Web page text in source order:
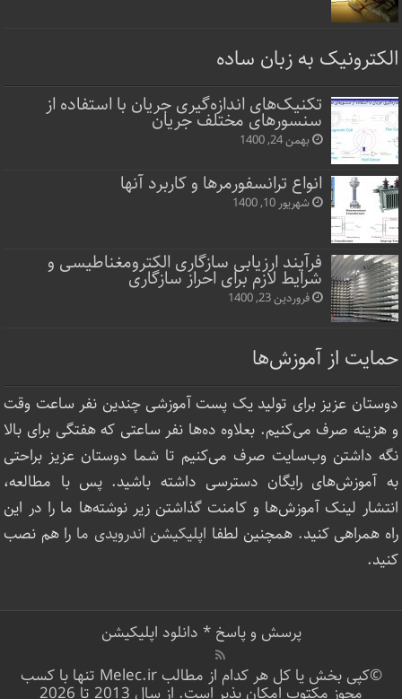
الکترونیک به زبان ساده
تکنیک‌های اندازه‌گیری جریان با استفاده از
سنسورهای مختلف جریان
بهمن 24, 1400
انواع ترانسفورمرها و کاربرد آنها
شهریور 10, 1400
فرآیند ارزیابی سازگاری الکترومغناطیسی و
شرایط لازم برای احراز سازگاری
فروردین 23, 1400
حمایت از آموزش‌ها
دوستان عزیز برای تولید یک پست آموزشی چندین نفر ساعت‌ وقت
و هزینه صرف می‌کنیم. بعلاوه ده‌ها نفر ساعتی که هفتگی برای بالا
نگه داشتن وب‌سایت صرف ‌می‌کنیم تا شما دوستان عزیز براحتی
به آموزش‌های رایگان دسترسی داشته باشید. پس با مطالعه،
انتشار لینک‌ آموزش‌ها و کامنت گذاشتن زیر نوشته‌‌ها ما را در این
راه همراهی کنید. همچنین لطفا اپلیکیشن اندرویدی ما را هم نصب
کنید.
پرسش و پاسخ* دانلود اپلیکیشن
©کپی بخش یا کل هر کدام از مطالب Melec.ir تنها با کسب